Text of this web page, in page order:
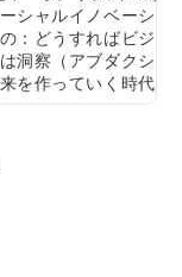
シャルイノベーシ
：どうすればビジョ
洞察（アブダクシ
を作っていく時代